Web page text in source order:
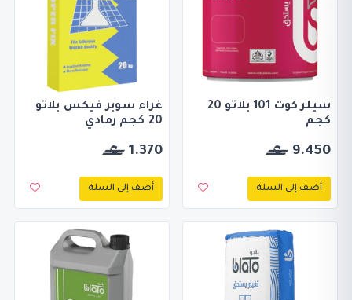
سيلر كوت 101 بلاتو 20
كجم
9.450
أضف إلى السلة
غراء سوبر فيكس بلاتو
20 كجم رمادي
1.370
أضف إلى السلة